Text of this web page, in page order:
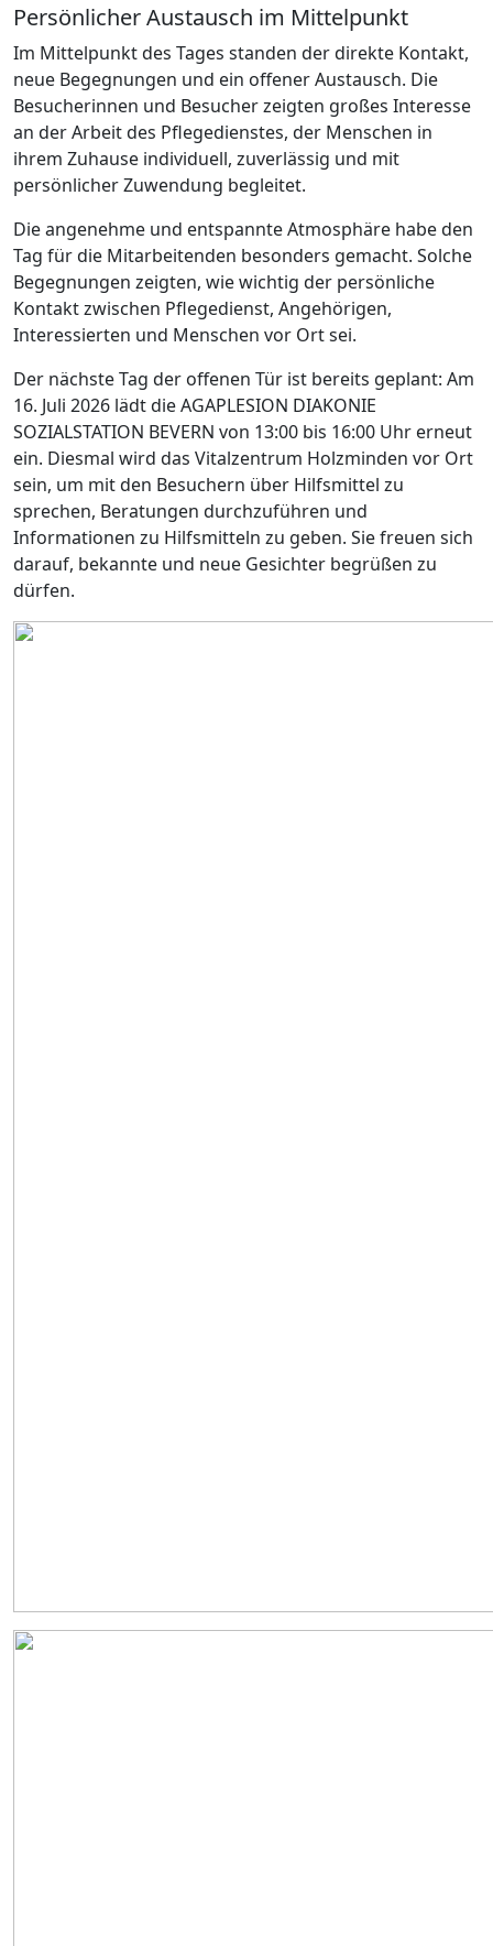
Persönlicher Austausch im Mittelpunkt
Im Mittelpunkt des Tages standen der direkte Kontakt,
neue Begegnungen und ein offener Austausch. Die
Besucherinnen und Besucher zeigten großes Interesse
an der Arbeit des Pflegedienstes, der Menschen in
ihrem Zuhause individuell, zuverlässig und mit
persönlicher Zuwendung begleitet.
Die angenehme und entspannte Atmosphäre habe den
Tag für die Mitarbeitenden besonders gemacht. Solche
Begegnungen zeigten, wie wichtig der persönliche
Kontakt zwischen Pflegedienst, Angehörigen,
Interessierten und Menschen vor Ort sei.
Der nächste Tag der offenen Tür ist bereits geplant: Am
16. Juli 2026 lädt die AGAPLESION DIAKONIE
SOZIALSTATION BEVERN von 13:00 bis 16:00 Uhr erneut
ein. Diesmal wird das Vitalzentrum Holzminden vor Ort
sein, um mit den Besuchern über Hilfsmittel zu
sprechen, Beratungen durchzuführen und
Informationen zu Hilfsmitteln zu geben. Sie freuen sich
darauf, bekannte und neue Gesichter begrüßen zu
dürfen.